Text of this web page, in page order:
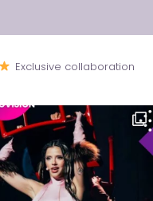
Exclusive collaboration